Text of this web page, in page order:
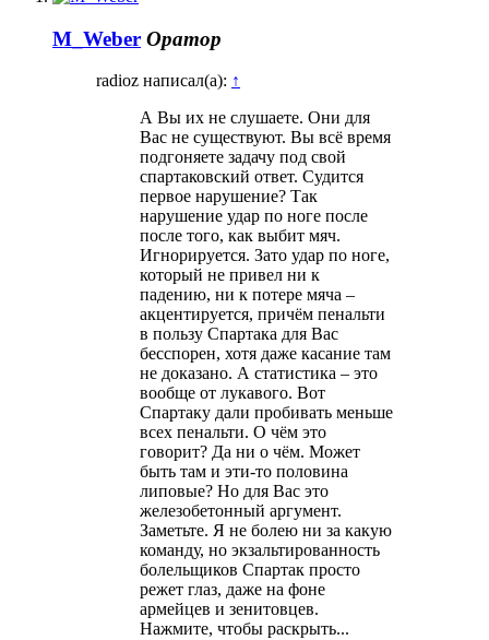
M_Weber Оратор
radioz написал(а): ↑
А Вы их не слушаете. Они для
Вас не существуют. Вы всё время
подгоняете задачу под свой
спартаковский ответ. Судится
первое нарушение? Так
нарушение удар по ноге после
после того, как выбит мяч.
Игнорируется. Зато удар по ноге,
который не привел ни к
падению, ни к потере мяча –
акцентируется, причём пенальти
в пользу Спартака для Вас
бесспорен, хотя даже касание там
не доказано. А статистика – это
вообще от лукавого. Вот
Спартаку дали пробивать меньше
всех пенальти. О чём это
говорит? Да ни о чём. Может
быть там и эти-то половина
липовые? Но для Вас это
железобетонный аргумент.
Заметьте. Я не болею ни за какую
команду, но экзальтированность
болельщиков Спартак просто
режет глаз, даже на фоне
армейцев и зенитовцев.
Нажмите, чтобы раскрыть...